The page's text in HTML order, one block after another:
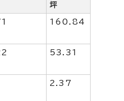
坪
160.84
53.31
2.37